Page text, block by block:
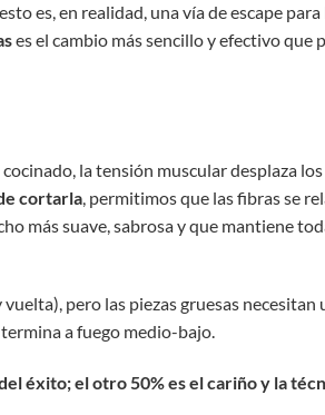
es, en realidad, una vía de escape
es el cambio más sencillo y efectivo que
la tensión muscular desplaza
cortarla , permitimos que las fibras se
más suave, sabrosa y que mantiene
pero las piezas gruesas necesitan
a fuego medio-bajo.
éxito; el otro 50% es el cariño y la